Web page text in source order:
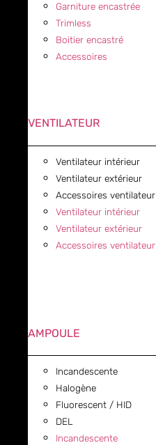
Garniture encastrée
Trimless
Boitier encastré
Accessoires
VENTILATEUR
Ventilateur intérieur
Ventilateur extérieur
Accessoires ventilateur
Ventilateur intérieur
Ventilateur extérieur
Accessoires ventilateur
AMPOULE
Incandescente
Halogène
Fluorescent / HID
DEL
Incandescente